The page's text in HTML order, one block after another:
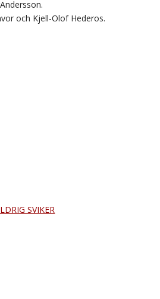
och Kjell-Olof Hederos.
SVIKER